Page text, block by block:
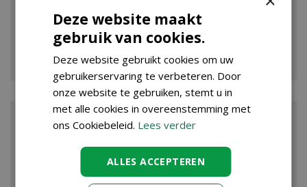
Deze website maakt
gebruik van cookies.
Deze website gebruikt cookies om uw
gebruikerservaring te verbeteren. Door
onze website te gebruiken, stemt u in
met alle cookies in overeenstemming met
ons Cookiebeleid. Lees verder
ALLES ACCEPTEREN